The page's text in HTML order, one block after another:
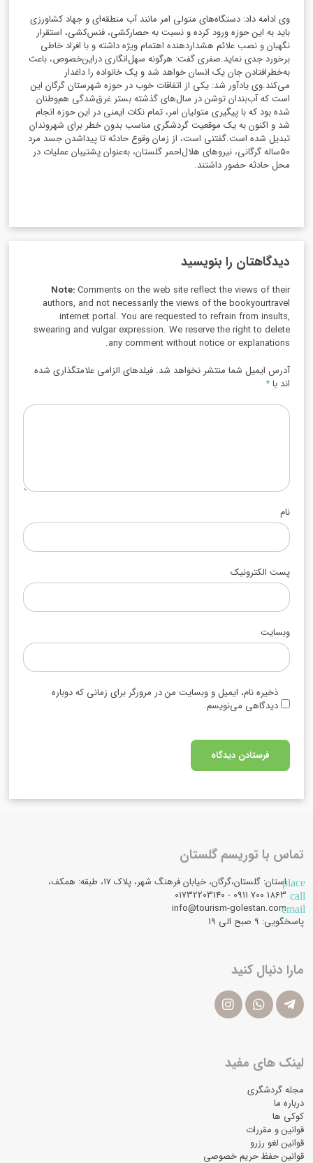
وی ادامه داد: دستگاه‌های متولی امر مانند آب منطقه‌ای و جهاد کشاورزی
باید به این حوزه ورود کرده و نسبت به حصارکشی، فنس‌کشی، استقرار
نگهبان و نصب علائم هشداردهنده اهتمام ویژه داشته و با افراد خاطی
برخورد جدی نماید.صفری گفت: هرگونه سهل‌انگاری دراین‌خصوص، باعث
به‌خطرافتادن جان یک انسان خواهد شد و یک خانواده را داغدار
می‌کند.وی یادآور شد: یکی از اتفاقات خوب در حوزه شهرستان گرگان این
است که آب‌بندان توشن در سال‌های گذشته بستر غرق‌شدگی هم‌وطنان
شده بود که با پیگیری متولیان امر، تمام نکات ایمنی در این حوزه انجام
شد و اکنون به یک موقعیت گردشگری مناسب بدون خطر برای شهروندان
تبدیل شده است.گفتنی است، از زمان وقوع حادثه تا پیداشدن جسد مرد
۵۰ساله گرگانی، نیروهای هلال‌احمر گلستان، به‌عنوان پشتیبان عملیات در
محل حادثه حضور داشتند‌.
دیدگاهتان را بنویسید
Note:Comments on the web site reflect the views of their
authors, and not necessarily the views of the bookyourtravel
internet portal. You are requested to refrain from insults,
swearing and vulgar expression. We reserve the right to delete
any comment without notice or explanations.
آدرس ایمیل شما منتشر نخواهد شد. فیلدهای الزامی علامتگذاری شده
اند با*
نام
پست الکترونیک
وبسایت
ذخیره نام، ایمیل و وبسایت من در مرورگر برای زمانی که دوباره
دیدگاهی می‌نویسم.
تماس با توریسم گلستان
placeاستان: گلستان،گرگان، خیابان فرهنگ شهر، پلاک 17، طبقه: همکف،
call
email
info@tourism-golestan.com
پاسخگویی: ۹ صبح الی 19
مارا دنبال کنید
لینک های مفید
مجله گردشگری
درباره ما
کوکی ها
قوانین و مقررات
قوانین لغو رزرو
قوانین حفظ حریم خصوصی